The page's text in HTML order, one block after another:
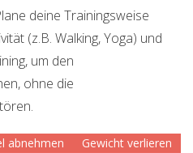
deine Trainingsweise
(z.B. Walking, Yoga) und
um den
ohne die
abnehmen
Gewicht verlieren